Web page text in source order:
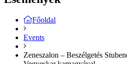
Főoldal
Events
Zeneszalon – Beszélgetés